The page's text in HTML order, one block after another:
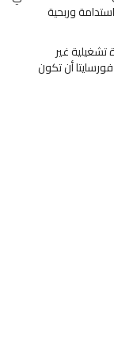
وربحية
غير
أن تكون